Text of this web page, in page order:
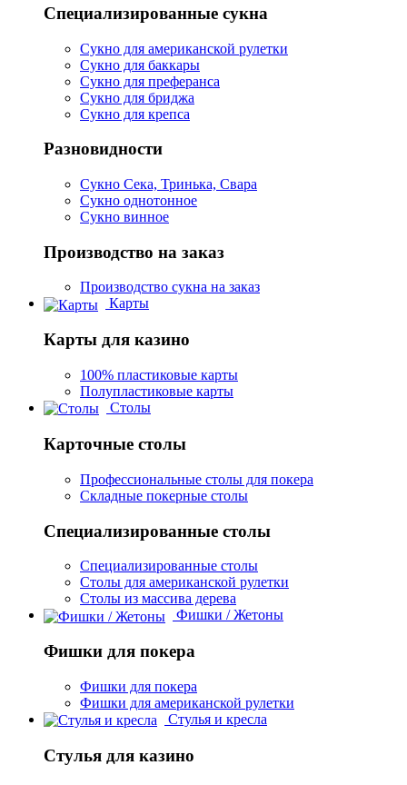
Специализированные сукна
Сукно для американской рулетки
Сукно для баккары
Сукно для преферанса
Сукно для бриджа
Сукно для крепса
Разновидности
Сукно Сека, Тринька, Свара
Сукно однотонное
Сукно винное
Производство на заказ
Производство сукна на заказ
Карты
Карты для казино
100% пластиковые карты
Полупластиковые карты
Столы
Карточные столы
Профессиональные столы для покера
Складные покерные столы
Специализированные столы
Специализированные столы
Столы для американской рулетки
Столы из массива дерева
Фишки / Жетоны
Фишки для покера
Фишки для покера
Фишки для американской рулетки
Стулья и кресла
Стулья для казино